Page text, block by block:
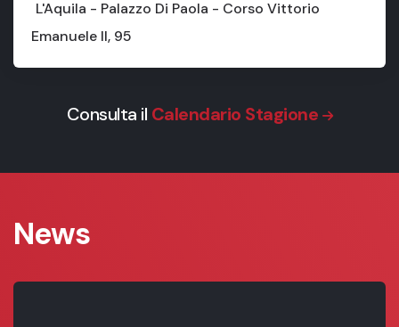
L'Aquila - Palazzo Di Paola - Corso Vittorio
Emanuele II, 95
Consulta il Calendario Stagione
News